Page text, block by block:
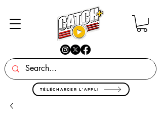
TÉLÉCHARGER L'APPLI